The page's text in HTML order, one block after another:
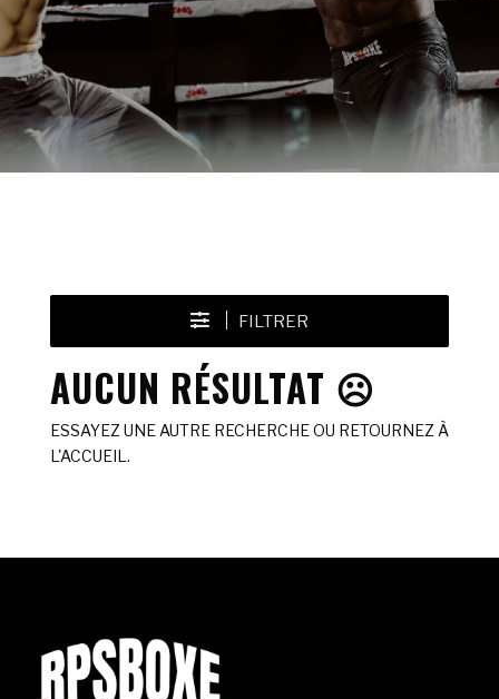
FILTRER
AUCUN RÉSULTAT ☹️
ESSAYEZ UNE AUTRE RECHERCHE OU RETOURNEZ À
L'ACCUEIL.